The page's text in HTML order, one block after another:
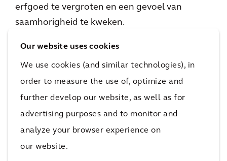
Our website uses cookies
We use cookies (and similar technologies), in
order to measure the use of, optimize and
further develop our website, as well as for
advertising purposes and to monitor and
analyze your browser experience on
our website.
erfgoed te vergroten en een gevoel van
saamhorigheid te kweken.
Arcadis en Re-Form delen hun wens om
gemeenschappen nieuw leven in te blazen. Ze
willen daarbij de lokale bevolking een stem
geven in hoe hun omgeving wordt gevormd en
ervoor zorgen dat historische gebouwen niet
alleen bewaard blijven, maar ook weer
gebruikswaarde krijgen voor de hele